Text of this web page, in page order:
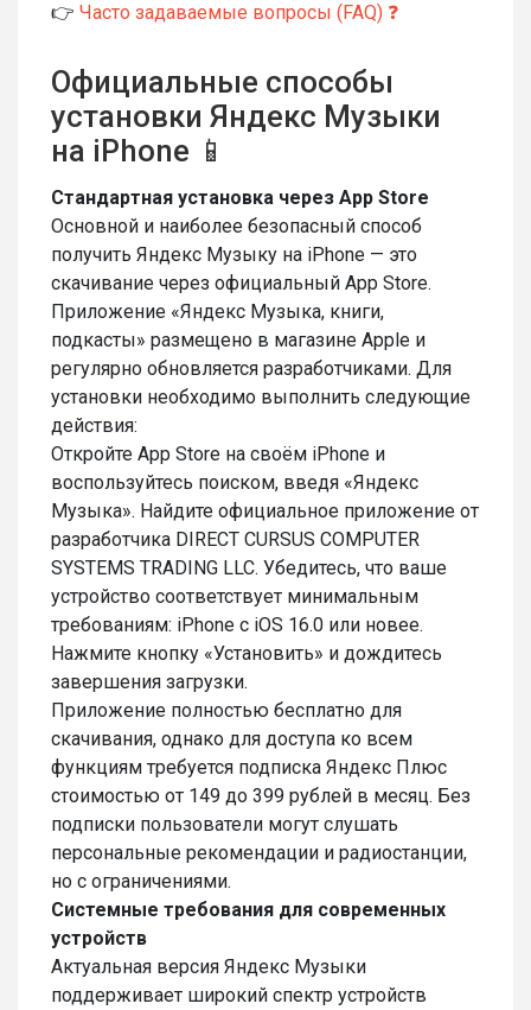
👉 Часто задаваемые вопросы (FAQ) ❓
Официальные способы
установки Яндекс Музыки
на iPhone 📱
Стандартная установка через App Store
Основной и наиболее безопасный способ
получить Яндекс Музыку на iPhone — это
скачивание через официальный App Store.
Приложение «Яндекс Музыка, книги,
подкасты» размещено в магазине Apple и
регулярно обновляется разработчиками. Для
установки необходимо выполнить следующие
действия:
Откройте App Store на своём iPhone и
воспользуйтесь поиском, введя «Яндекс
Музыка». Найдите официальное приложение от
разработчика DIRECT CURSUS COMPUTER
SYSTEMS TRADING LLC. Убедитесь, что ваше
устройство соответствует минимальным
требованиям: iPhone с iOS 16.0 или новее.
Нажмите кнопку «Установить» и дождитесь
завершения загрузки.
Приложение полностью бесплатно для
скачивания, однако для доступа ко всем
функциям требуется подписка Яндекс Плюс
стоимостью от 149 до 399 рублей в месяц. Без
подписки пользователи могут слушать
персональные рекомендации и радиостанции,
но с ограничениями.
Системные требования для современных
устройств
Актуальная версия Яндекс Музыки
поддерживает широкий спектр устройств